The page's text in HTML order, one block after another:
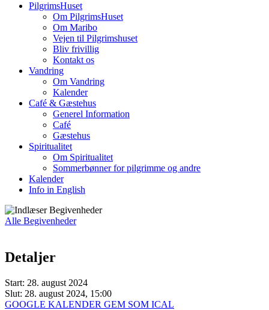
PilgrimsHuset
Om PilgrimsHuset
Om Maribo
Vejen til Pilgrimshuset
Bliv frivillig
Kontakt os
Vandring
Om Vandring
Kalender
Café & Gæstehus
Generel Information
Café
Gæstehus
Spiritualitet
Om Spiritualitet
Sommerbønner for pilgrimme og andre
Kalender
Info in English
Alle Begivenheder
Detaljer
Start: 28. august 2024
Slut: 28. august 2024, 15:00
GOOGLE KALENDER GEM SOM ICAL